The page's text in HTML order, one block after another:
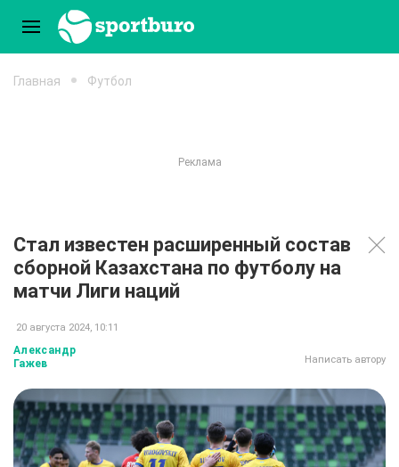
Главная Футбол
Стал известен расширенный состав
сборной Казахстана по футболу на
матчи Лиги наций
20 августа 2024, 10:11
Александр
Гажев
Написать автору